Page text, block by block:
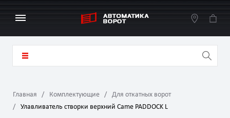
Главная Комплектующие
Для откатных ворот
Улавливатель створки верхний Came PADDOCK L